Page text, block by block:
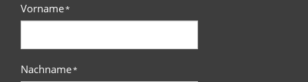
Vorname*
Nachname*